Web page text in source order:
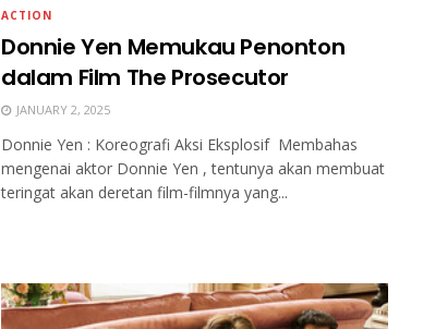
ACTION
Donnie Yen Memukau Penonton
dalam Film The Prosecutor
JANUARY 2, 2025
Donnie Yen : Koreografi Aksi Eksplosif Membahas
mengenai aktor Donnie Yen , tentunya akan membuat
teringat akan deretan film-filmnya yang...